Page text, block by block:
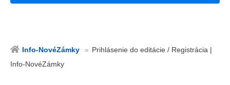
Info-NovéZámky
Prihlásenie do editácie / Registrácia |
Info-NovéZámky